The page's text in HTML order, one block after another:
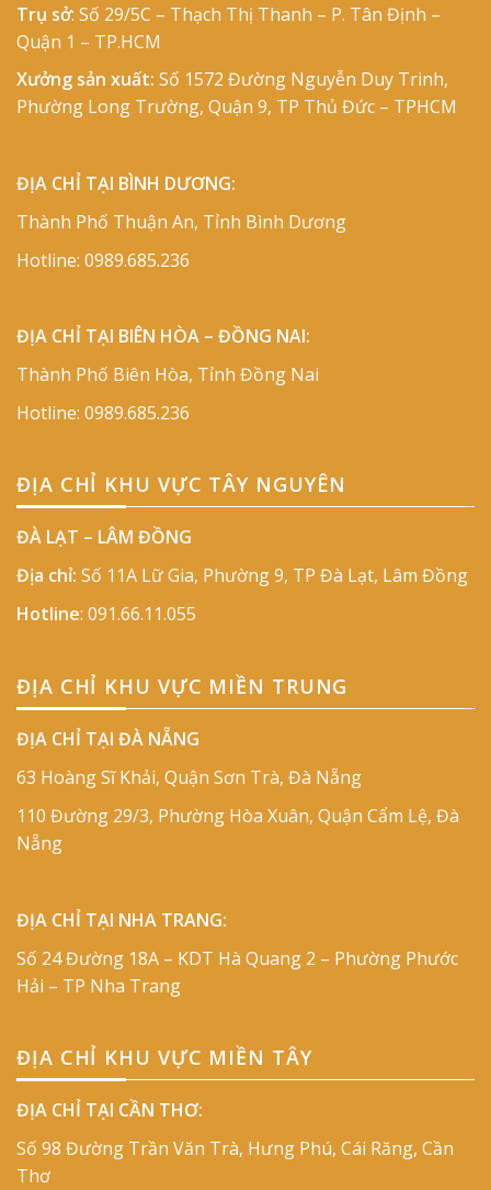
Trụ sở: Số 29/5C – Thạch Thị Thanh – P. Tân Định –
Quận 1 – TP.HCM
Xưởng sản xuất: Số 1572 Đường Nguyễn Duy Trinh,
Phường Long Trường, Quận 9, TP Thủ Đức – TPHCM
ĐỊA CHỈ TẠI BÌNH DƯƠNG:
Thành Phố Thuận An, Tỉnh Bình Dương
Hotline: 0989.685.236
ĐỊA CHỈ TẠI BIÊN HÒA – ĐỒNG NAI:
Thành Phố Biên Hòa, Tỉnh Đồng Nai
Hotline: 0989.685.236
ĐỊA CHỈ KHU VỰC TÂY NGUYÊN
ĐÀ LẠT – LÂM ĐỒNG
Địa chỉ: Số 11A Lữ Gia, Phường 9, TP Đà Lạt, Lâm Đồng
Hotline: 091.66.11.055
ĐỊA CHỈ KHU VỰC MIỀN TRUNG
ĐỊA CHỈ TẠI ĐÀ NẴNG
63 Hoàng Sĩ Khải, Quận Sơn Trà, Đà Nẵng
110 Đường 29/3, Phường Hòa Xuân, Quận Cẩm Lệ, Đà
Nẵng
ĐỊA CHỈ TẠI NHA TRANG:
Số 24 Đường 18A – KDT Hà Quang 2 – Phường Phước
Hải – TP Nha Trang
ĐỊA CHỈ KHU VỰC MIỀN TÂY
ĐỊA CHỈ TẠI CẦN THƠ:
Số 98 Đường Trần Văn Trà, Hưng Phú, Cái Răng, Cần
Thơ